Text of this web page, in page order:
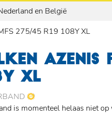
en België
275/45 R19 108Y XL
XL
is momenteel helaas niet op